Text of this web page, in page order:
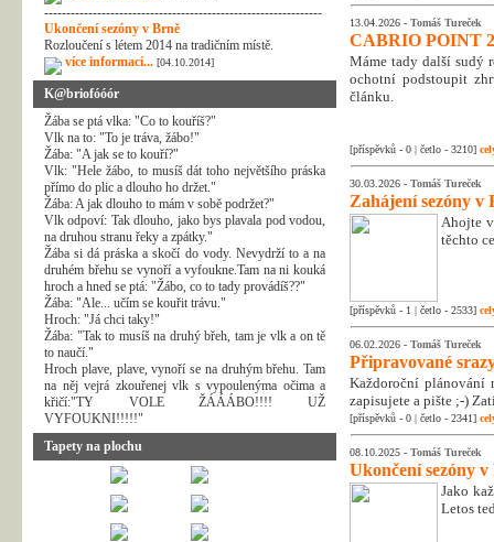
---------------------------------------------------------------
Ukončení sezóny v Brně
Rozloučení s létem 2014 na tradičním místě.
více informací... [04.10.2014]
K@briofóóór
Žába se ptá vlka: "Co to kouříš?"
Vlk na to: "To je tráva, žábo!"
Žába: "A jak se to kouří?"
Vlk: "Hele žábo, to musíš dát toho největšího práska
přímo do plic a dlouho ho držet."
Žába: A jak dlouho to mám v sobě podržet?"
Vlk odpoví: Tak dlouho, jako bys plavala pod vodou,
na druhou stranu řeky a zpátky."
Žába si dá práska a skočí do vody. Nevydrží to a na
druhém břehu se vynoří a vyfoukne.Tam na ni kouká
hroch a hned se ptá: "Žábo, co to tady provádíš??"
Žába: "Ale... učím se kouřit trávu."
Hroch: "Já chci taky!"
Žába: "Tak to musíš na druhý břeh, tam je vlk a on tě
to naučí."
Hroch plave, plave, vynoří se na druhým břehu. Tam
na něj vejrá zkouřenej vlk s vypoulenýma očima a
křičí:"TY VOLE ŽÁÁÁBO!!!! UŽ
VYFOUKNI!!!!!"
Tapety na plochu
13.04.2026 - Tomáš Tureček
CABRIO POINT
Máme tady další sudý
ochotní podstoupit
článku.
[příspěvků - 0 | četlo - 3210]
30.03.2026 - Tomáš Tureček
Zahájení sezóny v
Ahojte
těchto
[příspěvků - 1 | četlo - 2533]
06.02.2026 - Tomáš Tureček
Připravované
Každoroční plánování
zapisujete a pište ;-)
[příspěvků - 0 | četlo - 2341]
08.10.2025 - Tomáš Tureček
Ukončení sezóny v
Jako
Letos